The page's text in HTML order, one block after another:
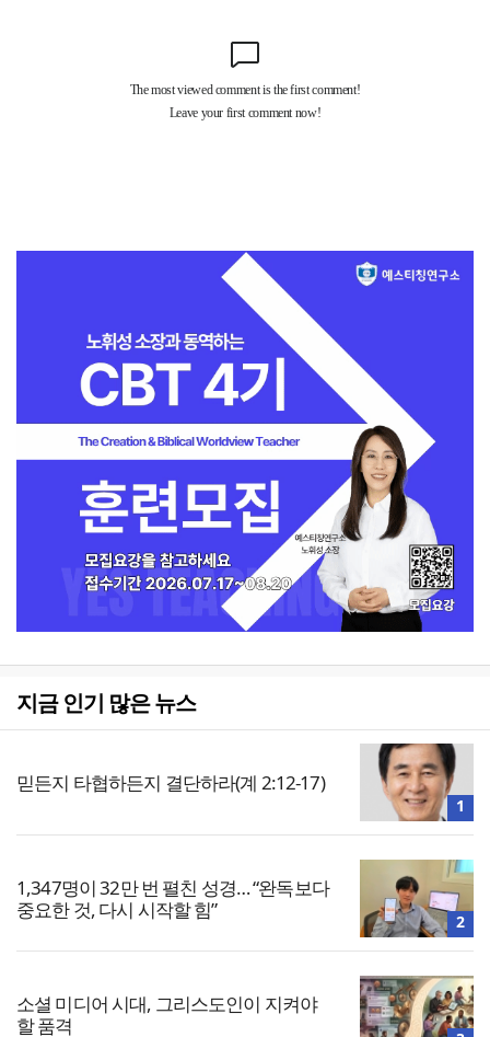
지금 인기 많은 뉴스
믿든지 타협하든지 결단하라(계 2:12-17)
1
1,347명이 32만 번 펼친 성경… “완독보다
중요한 것, 다시 시작할 힘”
2
소셜 미디어 시대, 그리스도인이 지켜야
할 품격